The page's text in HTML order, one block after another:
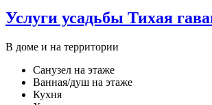
Услуги усадьбы Тихая
В доме и на территории
Санузел на этаже
Ванная/душ на этаже
Кухня